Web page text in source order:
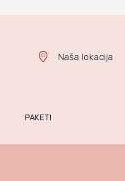
Naša lokacija
PAKETI